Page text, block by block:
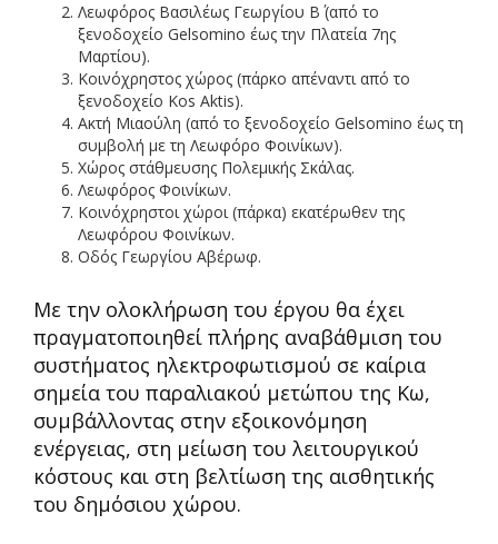
Λεωφόρος Βασιλέως Γεωργίου Β΄ (από το
ξενοδοχείο Gelsomino έως την Πλατεία 7ης
Μαρτίου).
Κοινόχρηστος χώρος (πάρκο απέναντι από το
ξενοδοχείο Kos Aktis).
Ακτή Μιαούλη (από το ξενοδοχείο Gelsomino έως τη
συμβολή με τη Λεωφόρο Φοινίκων).
Χώρος στάθμευσης Πολεμικής Σκάλας.
Λεωφόρος Φοινίκων.
Κοινόχρηστοι χώροι (πάρκα) εκατέρωθεν της
Λεωφόρου Φοινίκων.
Οδός Γεωργίου Αβέρωφ.
Με την ολοκλήρωση του έργου θα έχει
πραγματοποιηθεί πλήρης αναβάθμιση του
συστήματος ηλεκτροφωτισμού σε καίρια
σημεία του παραλιακού μετώπου της Κω,
συμβάλλοντας στην εξοικονόμηση
ενέργειας, στη μείωση του λειτουργικού
κόστους και στη βελτίωση της αισθητικής
του δημόσιου χώρου.